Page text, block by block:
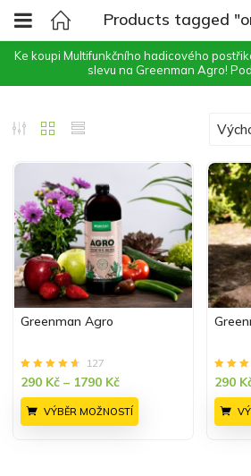
Ke koupi Multifunkčního hadicového
slevu na Greenman Agro!
Products tagged
Greenman Agro
Hodnocení
4.64
127
290 Kč – 1790 Kč
VÝBĚR MOŽNOSTÍ
4.86
290